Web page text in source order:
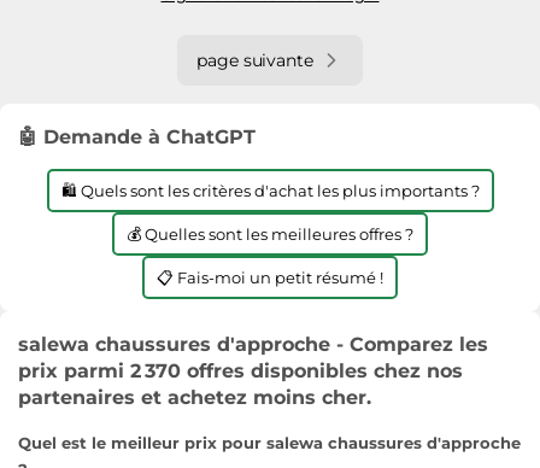
page suivante
🤖 Demande à ChatGPT
🛍️ Quels sont les critères d'achat les plus importants ?
💰 Quelles sont les meilleures offres ?
📋 Fais-moi un petit résumé !
salewa chaussures d'approche - Comparez les
prix parmi 2 370 offres disponibles chez nos
partenaires et achetez moins cher.
Quel est le meilleur prix pour salewa chaussures d'approche